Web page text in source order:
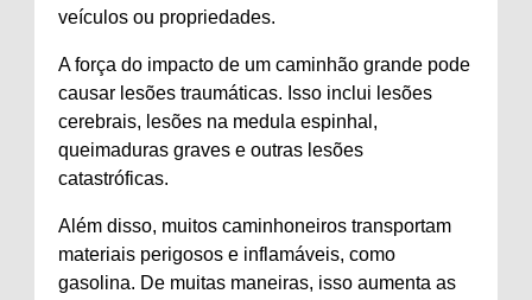
veículos ou propriedades.
A força do impacto de um caminhão grande pode
causar lesões traumáticas. Isso inclui lesões
cerebrais, lesões na medula espinhal,
queimaduras graves e outras lesões
catastróficas.
Além disso, muitos caminhoneiros transportam
materiais perigosos e inflamáveis, como
gasolina. De muitas maneiras, isso aumenta as